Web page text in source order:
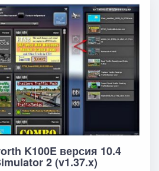
K100E версия 10.4
2 (v1.37.x)